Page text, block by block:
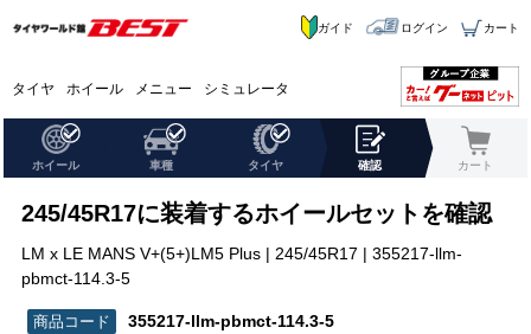
タイヤ ホイール メニュー シミュレータ
ガイド ログイン カート
ホイール 車種 タイヤ 確認 カート
245/45R17に装着するホイールセットを確認
LM x LE MANS V+(5+)LM5 Plus | 245/45R17 | 355217-llm-
pbmct-114.3-5
355217-llm-pbmct-114.3-5